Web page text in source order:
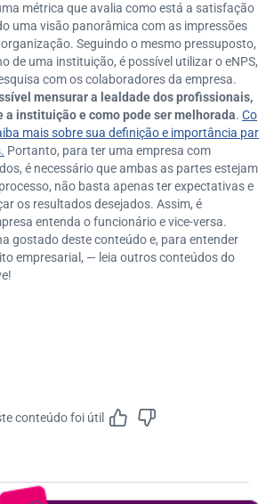
métrica que avalia como está a satisfação
uma visão panorâmica com as impressões
Seguindo o mesmo pressuposto,
de uma instituição, é possível utilizar o eNPS,
com os colaboradores da empresa.
mensurar a lealdade dos profissionais,
a instituição e como pode ser melhorada. Co
mais sobre sua definição e importância par
Portanto, para ter uma empresa com
é necessário que ambas as partes estejam
não basta apenas ter expectativas e
os resultados desejados. Assim, é
entenda o funcionário e vice-versa.
gostado deste conteúdo e, para entender
empresarial, — leia outros conteúdos do
conteúdo foi útil